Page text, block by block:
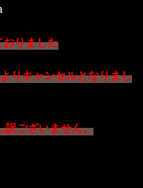
おりました
りキャンセルとなりまし
訳ございません。